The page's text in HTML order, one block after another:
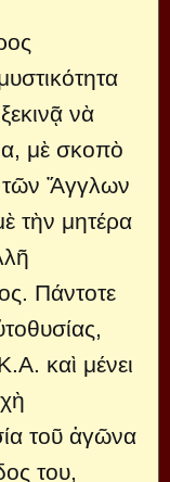
νὰ
μὲ σκοπὸ
τῶν Ἄγγλων
τὴν μητέρα
Πάντοτε
καὶ μένει
τοῦ ἀγῶνα
του,